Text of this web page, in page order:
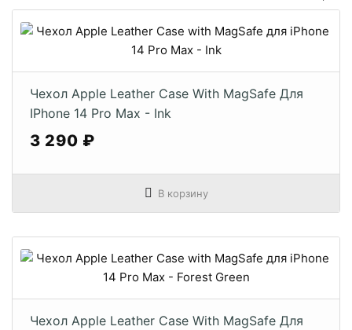
Чехол Apple Leather Case With MagSafe Для
IPhone 14 Pro Max - Ink
3 290 ₽
В корзину
Чехол Apple Leather Case With MagSafe Для